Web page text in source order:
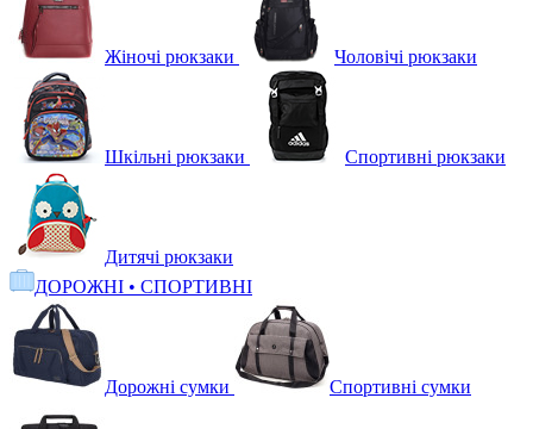
Жіночі рюкзаки Чоловічі рюкзаки
Шкільні рюкзаки Спортивні рюкзаки
Дитячі рюкзаки
ДОРОЖНІ • СПОРТИВНІ
Дорожні сумки Спортивні сумки